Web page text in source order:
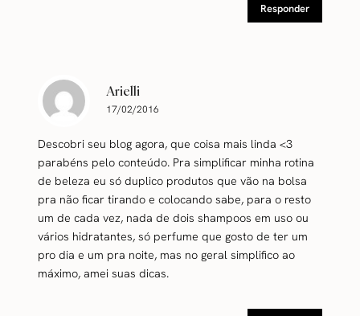
Responder
Arielli
17/02/2016
Descobri seu blog agora, que coisa mais linda <3
parabéns pelo conteúdo. Pra simplificar minha rotina
de beleza eu só duplico produtos que vão na bolsa
pra não ficar tirando e colocando sabe, para o resto
um de cada vez, nada de dois shampoos em uso ou
vários hidratantes, só perfume que gosto de ter um
pro dia e um pra noite, mas no geral simplifico ao
máximo, amei suas dicas.